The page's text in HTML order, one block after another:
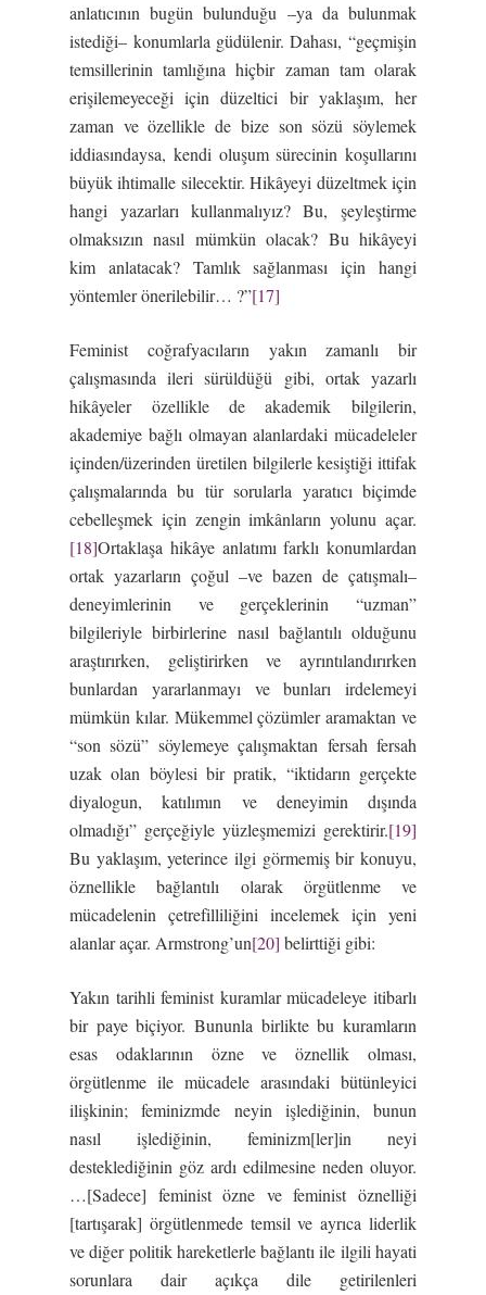
anlatıcının bugün bulunduğu –ya da bulunmak
istediği– konumlarla güdülenir. Dahası, “geçmişin
temsillerinin tamlığına hiçbir zaman tam olarak
erişilemeyeceği için düzeltici bir yaklaşım, her
zaman ve özellikle de bize son sözü söylemek
iddiasındaysa, kendi oluşum sürecinin koşullarını
büyük ihtimalle silecektir. Hikâyeyi düzeltmek için
hangi yazarları kullanmalıyız? Bu, şeyleştirme
olmaksızın nasıl mümkün olacak? Bu hikâyeyi
kim anlatacak? Tamlık sağlanması için hangi
yöntemler önerilebilir… ?”[17]
Feminist coğrafyacıların yakın zamanlı bir
çalışmasında ileri sürüldüğü gibi, ortak yazarlı
hikâyeler özellikle de akademik bilgilerin,
akademiye bağlı olmayan alanlardaki mücadeleler
içinden/üzerinden üretilen bilgilerle kesiştiği ittifak
çalışmalarında bu tür sorularla yaratıcı biçimde
cebelleşmek için zengin imkânların yolunu açar.
[18]Ortaklaşa hikâye anlatımı farklı konumlardan
ortak yazarların çoğul –ve bazen de çatışmalı–
deneyimlerinin ve gerçeklerinin “uzman”
bilgileriyle birbirlerine nasıl bağlantılı olduğunu
araştırırken, geliştirirken ve ayrıntılandırırken
bunlardan yararlanmayı ve bunları irdelemeyi
mümkün kılar. Mükemmel çözümler aramaktan ve
“son sözü” söylemeye çalışmaktan fersah fersah
uzak olan böylesi bir pratik, “iktidarın gerçekte
diyalogun, katılımın ve deneyimin dışında
olmadığı” gerçeğiyle yüzleşmemizi gerektirir.[19]
Bu yaklaşım, yeterince ilgi görmemiş bir konuyu,
öznellikle bağlantılı olarak örgütlenme ve
mücadelenin çetrefilliliğini incelemek için yeni
alanlar açar. Armstrong’un[20] belirttiği gibi:
Yakın tarihli feminist kuramlar mücadeleye itibarlı
bir paye biçiyor. Bununla birlikte bu kuramların
esas odaklarının özne ve öznellik olması,
örgütlenme ile mücadele arasındaki bütünleyici
ilişkinin; feminizmde neyin işlediğinin, bunun
nasıl işlediğinin, feminizm[ler]in neyi
desteklediğinin göz ardı edilmesine neden oluyor.
…[Sadece] feminist özne ve feminist öznelliği
[tartışarak] örgütlenmede temsil ve ayrıca liderlik
ve diğer politik hareketlerle bağlantı ile ilgili hayati
sorunlara dair açıkça dile getirilenleri